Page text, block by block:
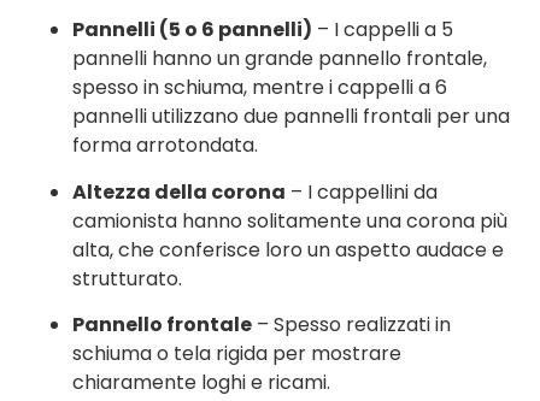
Pannelli (5 o 6 pannelli) – I cappelli a 5
pannelli hanno un grande pannello frontale,
spesso in schiuma, mentre i cappelli a 6
pannelli utilizzano due pannelli frontali per una
forma arrotondata.
Altezza della corona – I cappellini da
camionista hanno solitamente una corona più
alta, che conferisce loro un aspetto audace e
strutturato.
Pannello frontale – Spesso realizzati in
schiuma o tela rigida per mostrare
chiaramente loghi e ricami.